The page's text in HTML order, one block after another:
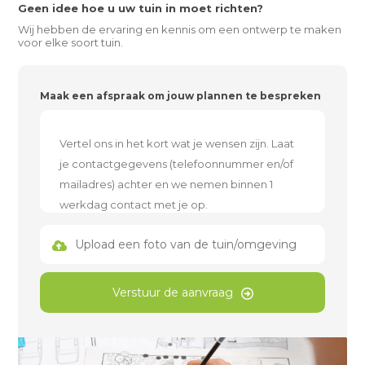
Geen idee hoe u uw tuin in moet richten?
Wij hebben de ervaring en kennis om een ontwerp te maken
voor elke soort tuin.
Maak een afspraak om jouw plannen te bespreken
Upload een foto van de tuin/omgeving
Verstuur de aanvraag